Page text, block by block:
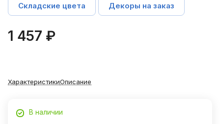
Складские цвета Декоры на заказ
1 457 ₽
ХарактеристикиОписание
В наличии